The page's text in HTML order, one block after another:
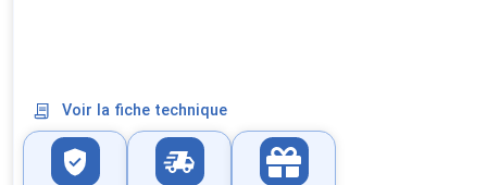
Voir la fiche technique